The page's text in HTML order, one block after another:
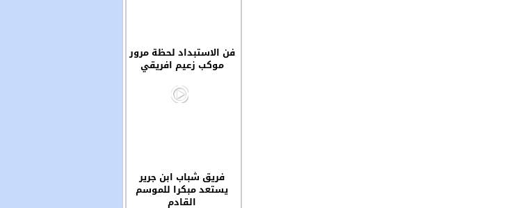
فن الاستبداد لحظة مرور
موكب زعيم افريقي
فريق شباب ابن جرير
يستعد مبكرا للموسم
القادم